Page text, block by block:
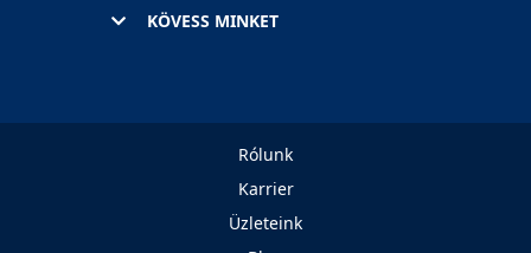
KÖVESS MINKET
Rólunk
Karrier
Üzleteink